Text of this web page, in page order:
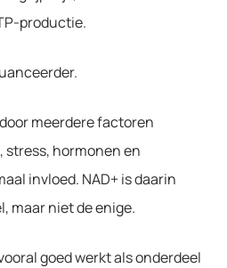
productie.
meerdere factoren
stress, hormonen en
invloed. NAD+ is daarin
maar niet de enige.
goed werkt als onderdeel